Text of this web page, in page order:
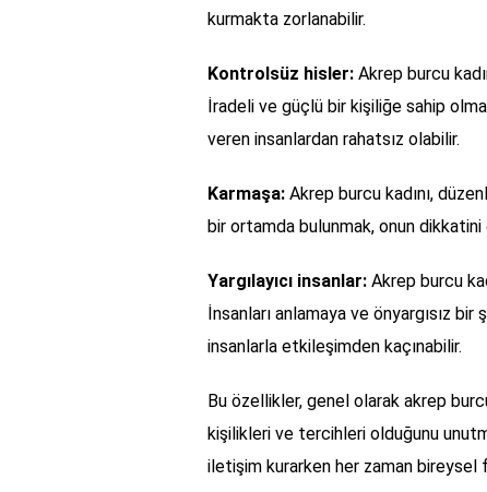
kurmakta zorlanabilir.
Kontrolsüz hisler: Akrep burcu
İradeli ve güçlü bir kişiliğe sahip
veren insanlardan rahatsız olabilir.
Karmaşa: Akrep burcu kadını,
bir ortamda bulunmak, onun dikkatini
Yargılayıcı insanlar: Akrep burcu
İnsanları anlamaya ve önyargısız bir
insanlarla etkileşimden kaçınabilir.
Bu özellikler, genel olarak akrep
kişilikleri ve tercihleri olduğunu
iletişim kurarken her zaman bireysel